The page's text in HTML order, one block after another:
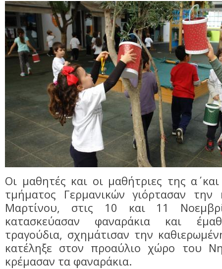
Οι μαθητές και οι μαθήτριες της α΄
τμήματος Γερμανικών γιόρτασαν
Μαρτίνου, στις 10 και 11
κατασκεύασαν φαναράκια και
τραγούδια, σχημάτισαν την
κατέληξε στον προαύλιο χώρο του
κρέμασαν τα φαναράκια.